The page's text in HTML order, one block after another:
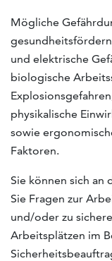
Mögliche
und elektrische
biologische
physikalische
sowie
Faktoren.
Sie können sich an
Sie Fragen zur
und/oder zu
Arbeitsplätzen im